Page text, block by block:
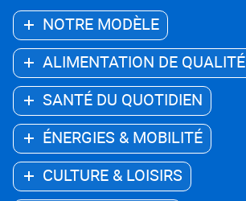
NOTRE MODÈLE
ALIMENTATION DE QUALITÉ
SANTÉ DU QUOTIDIEN
ÉNERGIES & MOBILITÉ
CULTURE & LOISIRS